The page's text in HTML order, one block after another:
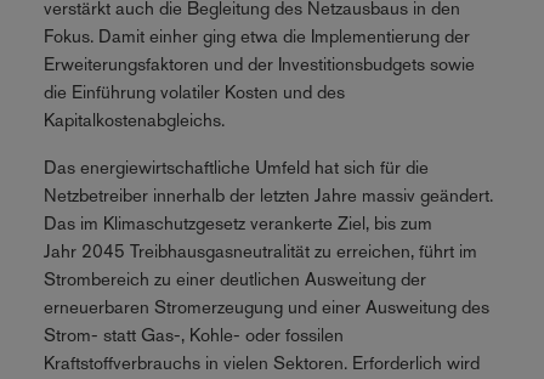
verstärkt auch die Begleitung des Netzausbaus in den
Fokus. Damit einher ging etwa die Implementierung der
Erweiterungsfaktoren und der Investitionsbudgets sowie
die Einführung volatiler Kosten und des
Kapitalkostenabgleichs.
Das energiewirtschaftliche Umfeld hat sich für die
Netzbetreiber innerhalb der letzten Jahre massiv geändert.
Das im Klimaschutzgesetz verankerte Ziel, bis zum
Jahr 2045 Treibhausgasneutralität zu erreichen, führt im
Strombereich zu einer deutlichen Ausweitung der
erneuerbaren Stromerzeugung und einer Ausweitung des
Strom- statt Gas-, Kohle- oder fossilen
Kraftstoffverbrauchs in vielen Sektoren. Erforderlich wird